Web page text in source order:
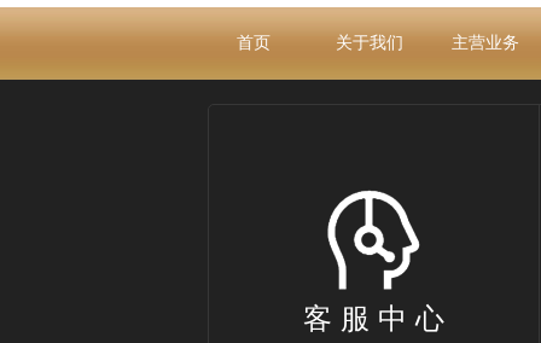
首页 关于我们 主营业务
客 服 中 心